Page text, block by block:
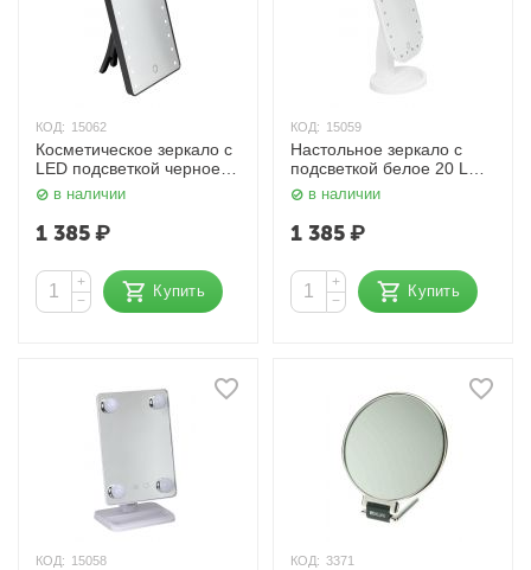
КОД: 15062
Косметическое зеркало с
LED подсветкой черное
Nail Art
в наличии
1 385₽
+
−
Купить
КОД: 15059
Настольное зеркало c
подсветкой белое 20 LED
illuminated Nail Art
в наличии
1 385₽
+
−
Купить
КОД: 15058 КОД: 3371